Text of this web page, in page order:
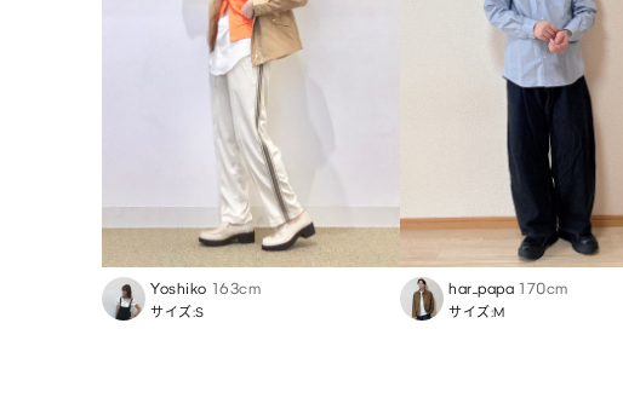
Yoshiko 163cm
サイズ:S
har_papa 170cm
サイズ:M